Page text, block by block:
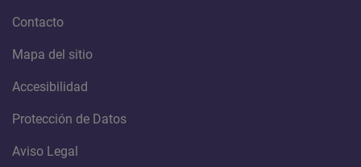
Contacto
Mapa del sitio
Accesibilidad
Protección de Datos
Aviso Legal